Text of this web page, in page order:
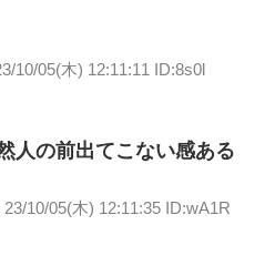
10/05(木) 12:11:11 ID:8s0l
人の前出てこない感ある
23/10/05(木) 12:11:35 ID:wA1R